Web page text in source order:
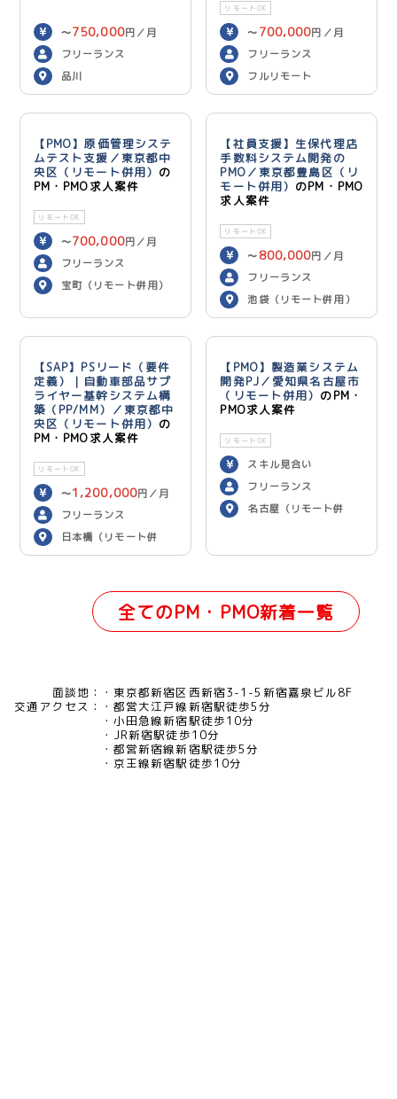
〜750,000円／月
フリーランス
品川
リモートOK
〜 700,000円／月
フリーランス
フルリモート
【PMO】原価管理システ
ムテスト支援／東京都中
央区（リモート併用） の
PM・PMO求人案件
リモートOK
〜700,000円／月
フリーランス
宝町（リモート併用）
【社員支援】生保代理店
手数料システム開発の
PMO／東京都豊島区（リ
モート併用） のPM・PMO
求人案件
リモートOK
〜 800,000円／月
フリーランス
池袋（リモート併用）
【SAP】PSリード（要件
定義）｜自動車部品サプ
ライヤー基幹システム構
築（PP/MM）／東京都中
央区（リモート併用） の
PM・PMO求人案件
リモートOK
〜1,200,000円／月
フリーランス
日本橋（リモート併
用）
【PMO】製造業システム
開発PJ／愛知県名古屋市
（リモート併用） のPM・
PMO求人案件
リモートOK
スキル見合い
フリーランス
名古屋（リモート併
全てのPM・PMO新着一覧
面談地：
東京都新宿区西新宿3-1-5新宿嘉泉ビル8F
交通アクセス：
都営大江戸線新宿駅徒歩5分
小田急線新宿駅徒歩10分
JR新宿駅徒歩10分
都営新宿線新宿駅徒歩5分
京王線新宿駅徒歩10分